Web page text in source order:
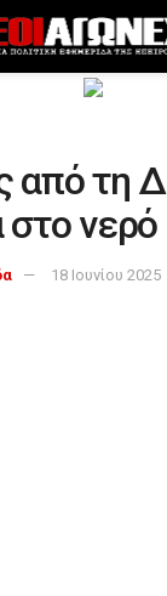
από τη
στο νερό
18 Ιουνίου 2025